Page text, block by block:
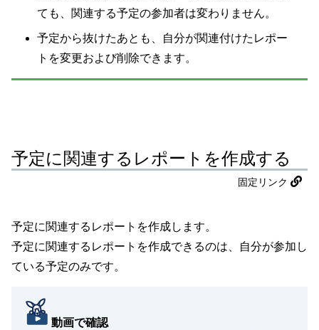
ても、関連する予定の参加者は変わりません。
予定から抜けたあとも、自分が関連付けたレポー
トを変更および削除できます。
予定に関連するレポートを作成する
固定リンク
予定に関連するレポートを作成します。
予定に関連するレポートを作成できるのは、自分が参加し
ている予定のみです。
動画で確認